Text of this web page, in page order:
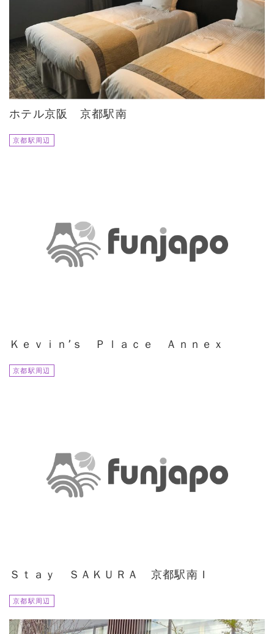
ホテル京阪 京都駅南
京都駅周辺
Ｋｅｖｉｎ’ｓ Ｐｌａｃｅ Ａｎｎｅｘ
京都駅周辺
Ｓｔａｙ ＳＡＫＵＲＡ 京都駅南Ｉ
京都駅周辺